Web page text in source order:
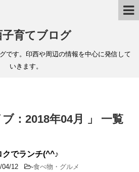
子育てブログ
です。印西や周辺の情報を中心に発信して
いきます。
ブ：2018年04月 」 一覧
クでランチ(^^♪
04/12 -食べ物・グルメ